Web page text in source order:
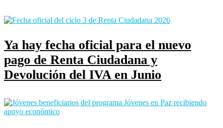
Ya hay fecha oficial para el nuevo
pago de Renta Ciudadana y
Devolución del IVA en Junio